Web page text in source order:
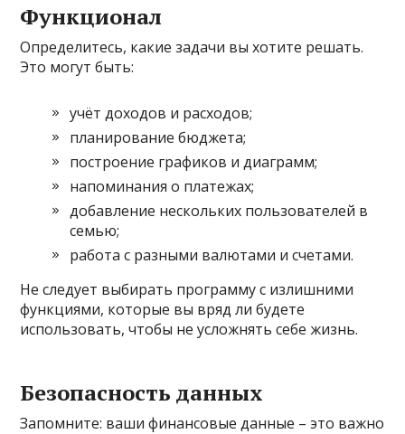
Функционал
Определитесь, какие задачи вы хотите решать.
Это могут быть:
учёт доходов и расходов;
планирование бюджета;
построение графиков и диаграмм;
напоминания о платежах;
добавление нескольких пользователей в
семью;
работа с разными валютами и счетами.
Не следует выбирать программу с излишними
функциями, которые вы вряд ли будете
использовать, чтобы не усложнять себе жизнь.
Безопасность данных
Запомните: ваши финансовые данные – это важно